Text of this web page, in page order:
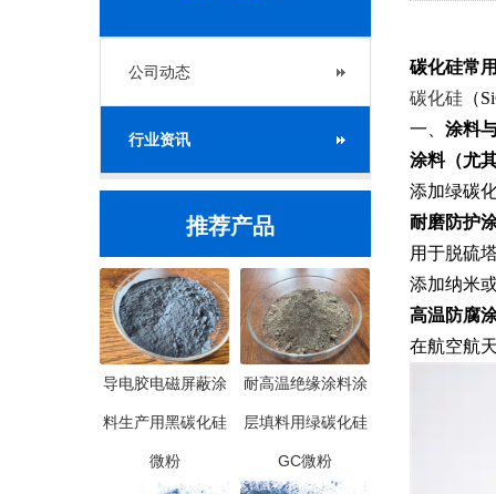
公司动态
行业资讯
推荐产品
导电胶电磁屏蔽涂
料生产用黑碳化硅
微粉
耐高温绝缘涂料涂
层填料用绿碳化硅
GC微粉
碳化硅常
碳化硅 （
一、 涂料
涂料（尤
添加绿碳
耐磨防护
用于脱硫
添加纳米
高温防腐
在航空航